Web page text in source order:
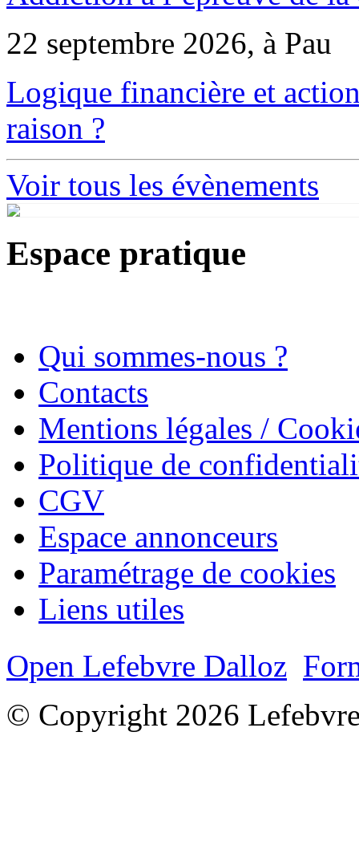
22 septembre 2026, à Pau
Logique financière et
raison ?
Voir tous les évènements
Espace pratique
Qui sommes-nous ?
Contacts
Mentions légales /
Politique de
CGV
Espace annonceurs
Paramétrage de cookies
Liens utiles
Open Lefebvre Dalloz
© Copyright 2026